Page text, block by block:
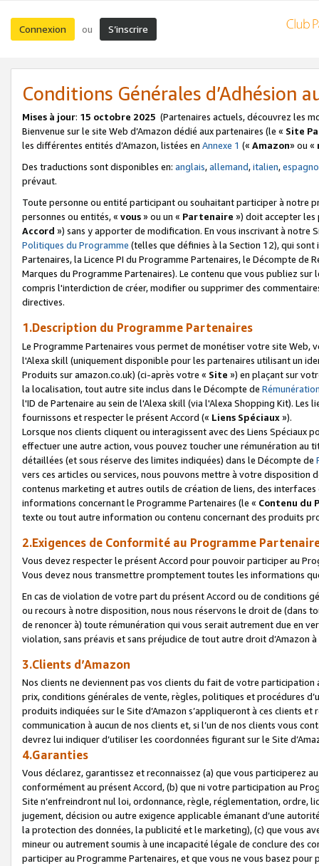
Connexion ou S’inscrire
Conditions Générales d’Adhésion
Mises à jour: 15 octobre 2025 (Partenaires actuels, découvrez les
Bienvenue sur le site Web d’Amazon dédié aux partenaires (le « Site
les différentes entités d’Amazon, listées en Annexe 1 (« Amazon» ou «
Des traductions sont disponibles en: anglais,allemand,italien,
prévaut.
Toute personne ou entité participant ou souhaitant participer à notre
personnes ou entités, « vous» ou un « Partenaire ») doit accepter les
Accord ») sans y apporter de modification. En vous inscrivant à notre
Politiques du Programme (telles que définies à la Section 12), qui
Partenaires, la Licence PI du Programme Partenaires, le Décompte de
Marques du Programme Partenaires). Le contenu que vous publiez
compris l'interdiction de créer, modifier ou supprimer des
directives.
1.Description du Programme Partenaires
Le Programme Partenaires vous permet de monétiser votre site Web,
l'Alexa skill (uniquement disponible pour les partenaires utilisant un
Produits sur amazon.co.uk) (ci-après votre « Site ») en plaçant sur
la localisation, tout autre site inclus dans le Décompte de
l'ID de Partenaire au sein de l'Alexa skill (via l'Alexa Shopping Kit).
fournissons et respecter le présent Accord (« Liens Spéciaux»).
Lorsque nos clients cliquent ou interagissent avec des Liens Spéciaux
effectuer une autre action, vous pouvez toucher une rémunération
détaillées (et sous réserve des limites indiquées) dans le Décompte de
vers ces articles ou services, nous pouvons mettre à votre disposition
contenus marketing et autres outils de création de liens, des
informations concernant le Programme Partenaires (le « Contenu du
texte ou tout autre information ou contenu concernant des produits
2.Exigences de Conformité au Programme
Vous devez respecter le présent Accord pour pouvoir participer au
Vous devez nous transmettre promptement toutes les informations
En cas de violation de votre part du présent Accord ou de conditions
ou recours à notre disposition, nous nous réservons le droit de (dans
de renoncer à) toute rémunération qui vous serait autrement due en
violation, sans préavis et sans préjudice de tout autre droit
3.Clients d’Amazon
Nos clients ne deviennent pas vos clients du fait de votre
prix, conditions générales de vente, règles, politiques et procédures
produits indiquées sur le Site d’Amazon s’appliqueront à ces clients
communication à aucun de nos clients et, si l’un de nos clients vous
devrez lui indiquer d’utiliser les coordonnées figurant sur le Site
4.Garanties
Vous déclarez, garantissez et reconnaissez (a) que vous participerez
conformément au présent Accord, (b) que ni votre participation au
Site n’enfreindront nul loi, ordonnance, règle, réglementation, ordre,
jugement, décision ou autre exigence applicable émanant d’une
la protection des données, la publicité et le marketing), (c) que vous
mineur ou autrement soumis à une incapacité légale de conclure des
participer au Programme Partenaires, et que vous ne vous basez